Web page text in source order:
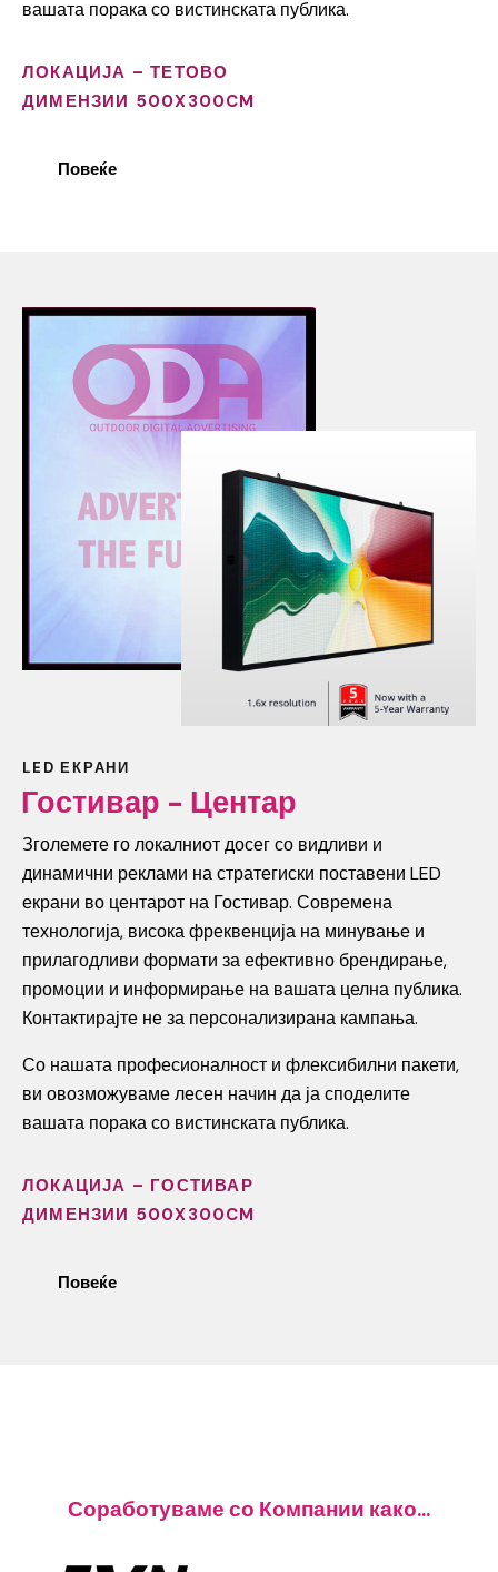
вашата порака со вистинската публика.
ЛОКАЦИЈА – ТЕТОВО
ДИМЕНЗИИ 500X300CM
Повеќе
LED ЕКРАНИ
Гостивар - Центар
Зголемете го локалниот досег со видливи и
динамични реклами на стратегиски поставени LED
екрани во центарот на Гостивар. Современа
технологија, висока фреквенција на минување и
прилагодливи формати за ефективно брендирање,
промоции и информирање на вашата целна публика.
Контактирајте не за персонализирана кампања.
Со нашата професионалност и флексибилни пакети,
ви овозможуваме лесен начин да ја споделите
вашата порака со вистинската публика.
ЛОКАЦИЈА – ГОСТИВАР
ДИМЕНЗИИ 500X300CM
Повеќе
Соработуваме со Компании како...